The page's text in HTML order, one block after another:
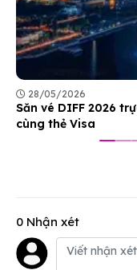
28/05/2026
Săn vé DIFF 2026
cùng thẻ Visa
0 Nhận xét